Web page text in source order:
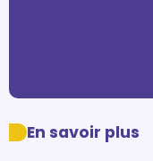
En savoir plus